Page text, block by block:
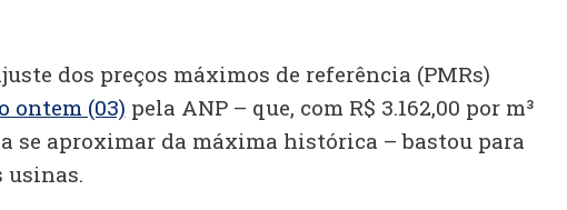
dos preços máximos de referência (PMRs)
ontem (03) pela ANP – que, com R$ 3.162,00 por m³
se aproximar da máxima histórica – bastou para
usinas.